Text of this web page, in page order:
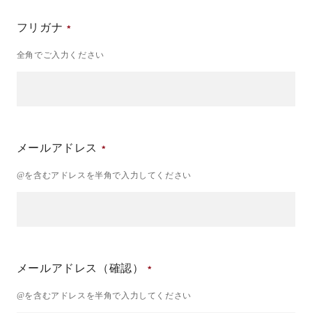
フリガナ
全角でご入力ください
メールアドレス
@を含むアドレスを半角で入力してください
メールアドレス（確認）
@を含むアドレスを半角で入力してください